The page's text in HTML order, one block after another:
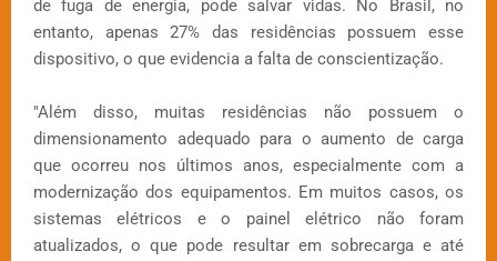
de fuga de energia, pode salvar vidas. No Brasil, no
entanto, apenas 27% das residências possuem esse
dispositivo, o que evidencia a falta de conscientização.
"Além disso, muitas residências não possuem o
dimensionamento adequado para o aumento de carga
que ocorreu nos últimos anos, especialmente com a
modernização dos equipamentos. Em muitos casos, os
sistemas elétricos e o painel elétrico não foram
atualizados, o que pode resultar em sobrecarga e até